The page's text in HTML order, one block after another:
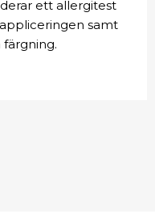
ett allergitest
samt